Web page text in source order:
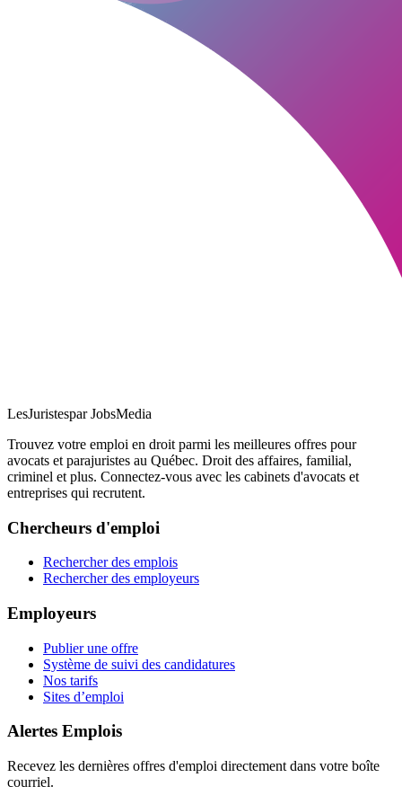
LesJuristespar JobsMedia
Trouvez votre emploi en droit parmi les meilleures offres pour
avocats et parajuristes au Québec. Droit des affaires, familial,
criminel et plus. Connectez-vous avec les cabinets d'avocats et
entreprises qui recrutent.
Chercheurs d'emploi
Rechercher des emplois
Rechercher des employeurs
Employeurs
Publier une offre
Système de suivi des candidatures
Nos tarifs
Sites d’emploi
Alertes Emplois
Recevez les dernières offres d'emploi directement dans votre boîte
courriel.